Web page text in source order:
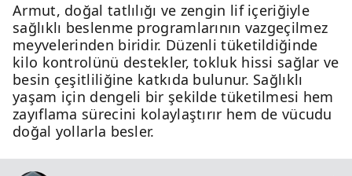
Armut, doğal tatlılığı ve zengin lif içeriğiyle
sağlıklı beslenme programlarının vazgeçilmez
meyvelerinden biridir. Düzenli tüketildiğinde
kilo kontrolünü destekler, tokluk hissi sağlar ve
besin çeşitliliğine katkıda bulunur. Sağlıklı
yaşam için dengeli bir şekilde tüketilmesi hem
zayıflama sürecini kolaylaştırır hem de vücudu
doğal yollarla besler.